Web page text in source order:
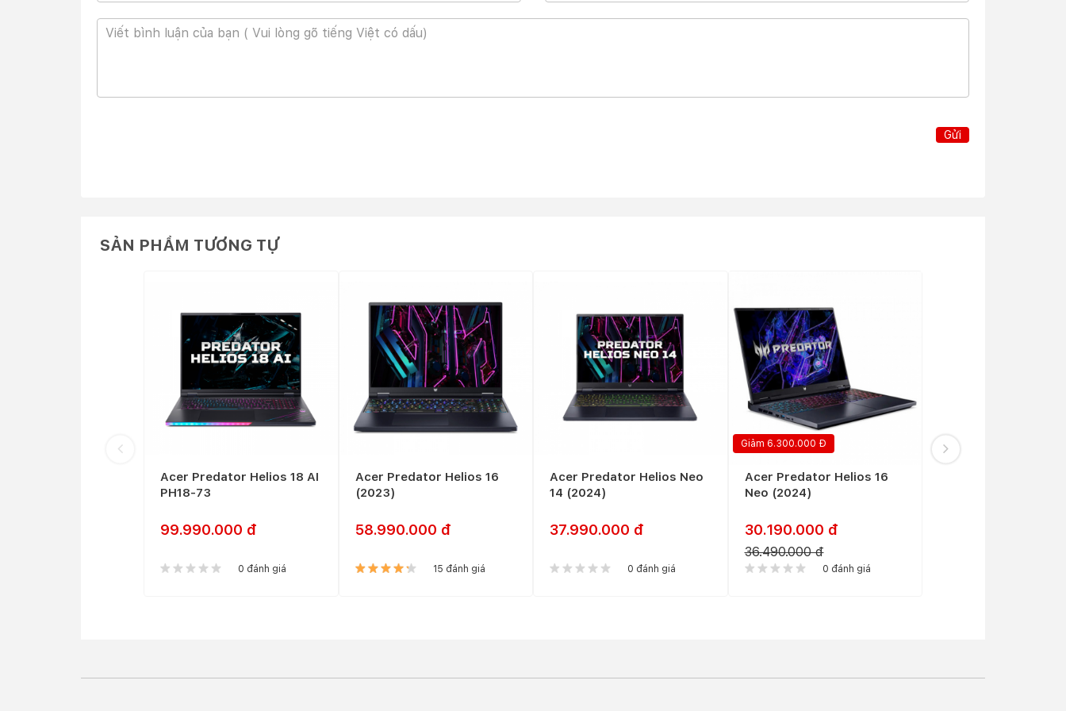
Chiếc laptop gaming này có trọng lượng 2.6 kg với kích thước 360.1 x 279.9 x 26.55~28.25 (mm). Bạn không thể đòi
hỏi sự mỏng nhẹ trên một chiếc laptop gaming chuyên nghiệp. Nhưng cá nhân mình thấy, với trọng lượng này, người
dùng vẫn dễ dàng mang theo máy tính khi di chuyển.
Màn hình chuẩn gaming với hiển thị sống động
Acer Predator Helios Neo 16 tự hào có màn hình 16 inch với độ phân giải lên đến WQXGA (2560 x 1600 pixels) tuyệt
đẹp với tấm nền IPS với công nghệ Đèn nền LED và hỗ trợ G-Sync. Ngoài ra màn hình còn có tùy chọn độ phân giải
FHD (1920x1080 pixels), mang màu sắc sống động, chân thực không kém.
Gửi
SẢN PHẨM TƯƠNG TỰ
Acer Predator Helios 18 AI
PH18-73
99.990.000 đ
0 đánh giá
Acer Predator Helios 16
(2023)
58.990.000 đ
15 đánh giá
Acer Predator Helios Neo
14 (2024)
37.990.000 đ
0 đánh giá
Giảm 6.300.000 Đ
Acer Predator Helios 16
Neo (2024)
30.190.000 đ
36.490.000 đ
0 đánh giá
Giảm 14.000.000 Đ